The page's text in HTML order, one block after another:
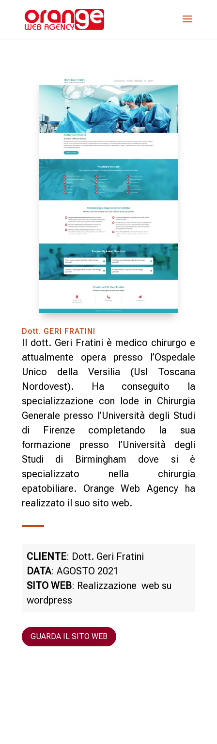
Dott. GERI FRATINI
Il dott. Geri Fratini è medico chirurgo e
attualmente opera presso l’Ospedale
Unico della Versilia (Usl Toscana
Nordovest). Ha conseguito la
specializzazione con lode in Chirurgia
Generale presso l’Università degli Studi
di Firenze completando la sua
formazione presso l’Università degli
Studi di Birmingham dove si è
specializzato nella chirurgia
epatobiliare. Orange Web Agency ha
realizzato il suo sito web.
CLIENTE: Dott. Geri Fratini
DATA: AGOSTO 2021
SITO WEB: Realizzazione web su
wordpress
GUARDA IL SITO WEB